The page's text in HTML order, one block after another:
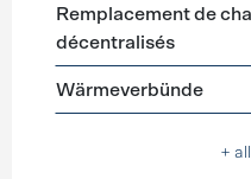
Remplacement de
décentralisés
Wärmeverbünde
+